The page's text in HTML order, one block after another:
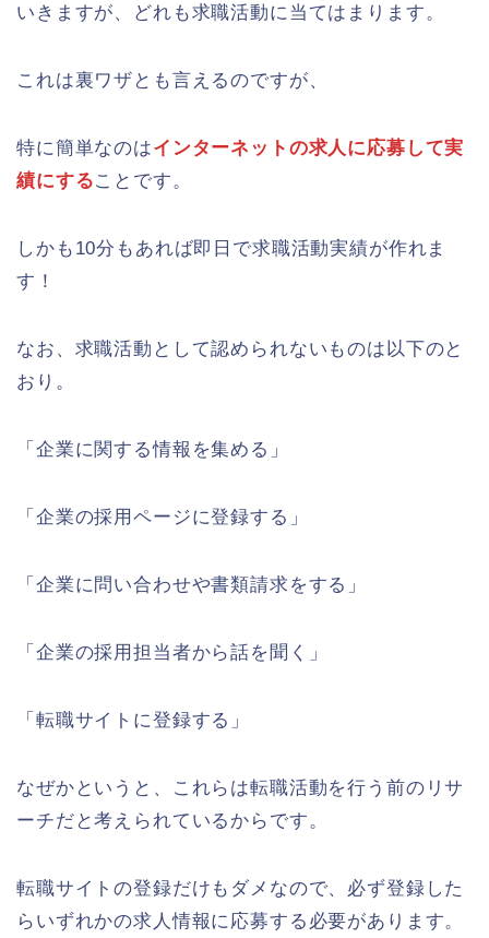
いきますが、どれも求職活動に当てはまります。
これは裏ワザとも言えるのですが、
特に簡単なのはインターネットの求人に応募して実
績にすることです。
しかも10分もあれば即日で求職活動実績が作れま
す！
なお、求職活動として認められないものは以下のと
おり。
「企業に関する情報を集める」
「企業の採用ページに登録する」
「企業に問い合わせや書類請求をする」
「企業の採用担当者から話を聞く」
「転職サイトに登録する」
なぜかというと、これらは転職活動を行う前のリサ
ーチだと考えられているからです。
転職サイトの登録だけもダメなので、必ず登録した
らいずれかの求人情報に応募する必要があります。